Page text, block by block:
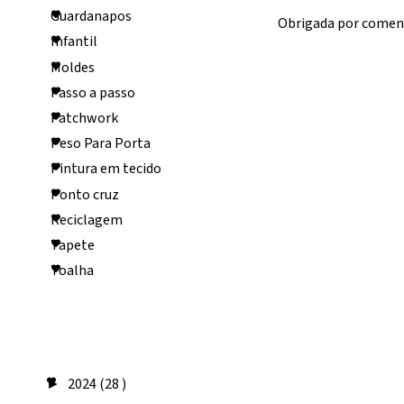
Guardanapos
Infantil
Moldes
Passo a passo
Patchwork
Peso Para Porta
Pintura em tecido
Ponto cruz
Reciclagem
Tapete
Toalha
► 2024(28 )
Obrigada por